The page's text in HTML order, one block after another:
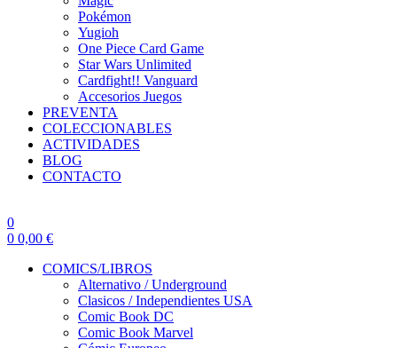
Pokémon
Yugioh
One Piece Card Game
Star Wars Unlimited
Cardfight!! Vanguard
Accesorios Juegos
PREVENTA
COLECCIONABLES
ACTIVIDADES
BLOG
CONTACTO
0
0 0,00 €
COMICS/LIBROS
Alternativo / Underground
Clasicos / Independientes USA
Comic Book DC
Comic Book Marvel